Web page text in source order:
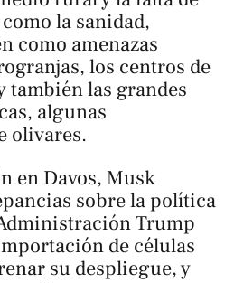
la sanidad,
como amenazas
los centros de
también las grandes
algunas
olivares.
en Davos, Musk
sobre la política
Trump
de células
su despliegue, y